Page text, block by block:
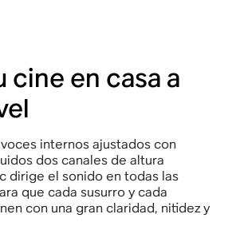
cine en casa a
internos ajustados con
dos canales de altura
dirige el sonido en todas las
que cada susurro y cada
con una gran claridad, nitidez y